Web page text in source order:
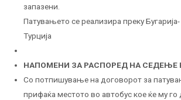
запазени.
Патувањето се реализира преку
Турција
НАПОМЕНИ ЗА РАСПОРЕД НА СЕДЕЊЕ
Со потпишување на договорот за
прифаќа местото во автобус кое ќе му го